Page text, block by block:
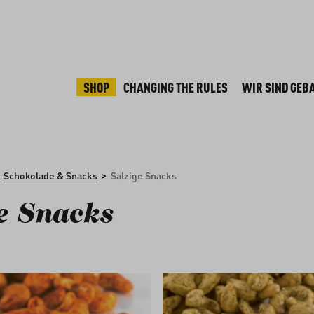
SHOP CHANGING THE RULES WIR SIND
Schokolade & Snacks > Salzige Snacks
Snacks